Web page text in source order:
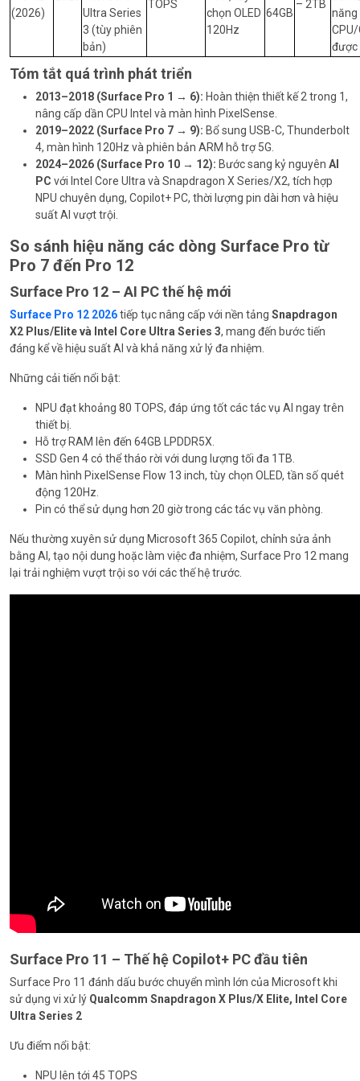
(2026)
Ultra Series
3 (tùy phiên
bản)
TOPS
chọn OLED
120Hz
64GB
– 2TB
năng
CPU/
được
Tóm tắt quá trình phát triển
2013–2018 (Surface Pro 1 → 6): Hoàn thiện thiết kế 2 trong 1,
nâng cấp dần CPU Intel và màn hình PixelSense.
2019–2022 (Surface Pro 7 → 9): Bổ sung USB-C, Thunderbolt
4, màn hình 120Hz và phiên bản ARM hỗ trợ 5G.
2024–2026 (Surface Pro 10 → 12): Bước sang kỷ nguyên AI
PC với Intel Core Ultra và Snapdragon X Series/X2, tích hợp
NPU chuyên dụng, Copilot+ PC, thời lượng pin dài hơn và hiệu
suất AI vượt trội.
So sánh hiệu năng các dòng Surface Pro từ
Pro 7 đến Pro 12
Surface Pro 12 – AI PC thế hệ mới
Surface Pro 12 2026tiếp tục nâng cấp với nền tảng Snapdragon
X2 Plus/Elite và Intel Core Ultra Series 3, mang đến bước tiến
đáng kể về hiệu suất AI và khả năng xử lý đa nhiệm.
Những cải tiến nổi bật:
NPU đạt khoảng 80 TOPS, đáp ứng tốt các tác vụ AI ngay trên
thiết bị.
Hỗ trợ RAM lên đến 64GB LPDDR5X.
SSD Gen 4 có thể tháo rời với dung lượng tối đa 1TB.
Màn hình PixelSense Flow 13 inch, tùy chọn OLED, tần số quét
động 120Hz.
Pin có thể sử dụng hơn 20 giờ trong các tác vụ văn phòng.
Nếu thường xuyên sử dụng Microsoft 365 Copilot, chỉnh sửa ảnh
bằng AI, tạo nội dung hoặc làm việc đa nhiệm, Surface Pro 12 mang
lại trải nghiệm vượt trội so với các thế hệ trước.
Surface Pro 11 – Thế hệ Copilot+ PC đầu tiên
Surface Pro 11 đánh dấu bước chuyển mình lớn của Microsoft khi
sử dụng vi xử lý Qualcomm Snapdragon X Plus/X Elite, Intel Core
Ultra Series 2
Ưu điểm nổi bật:
NPU lên tới 45 TOPS